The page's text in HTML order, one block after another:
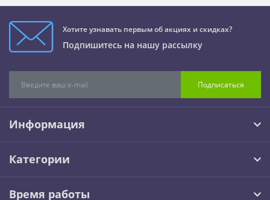
Хотите узнавать первым об акциях и скидках?
Подпишитесь на нашу рассылку
Подписаться
Информация
Категории
Время работы